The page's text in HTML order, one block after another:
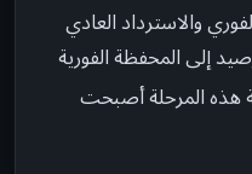
والاسترداد العادي
إلى المحفظة الفورية
هذه المرحلة أصبحت